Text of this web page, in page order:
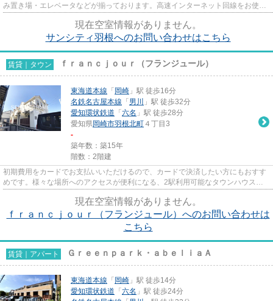
み置き場・エレベータなどが揃っております。高速インターネット回線をお使い
現在空室情報がありません。
サンシティ羽根へのお問い合わせはこちら
賃貸｜タウン ｆｒａｎｃｊｏｕｒ（フランジュール）
東海道本線 「 岡崎 」駅 徒歩16分
名鉄名古屋本線 「 男川
」駅 徒歩32分
愛知環状鉄道 「 六名 」駅 徒歩28分
愛知県岡崎市羽根北町 ４丁目3
-
築年数：築15年
階数：2階建
初期費用をカードでお支払いいただけるので、カードで決済したい方にもおすす
めです。様々な場所へのアクセスが便利になる、2駅利用可能なタウンハウスで
現在空室情報がありません。
ｆｒａｎｃｊｏｕｒ（フランジュール）へのお問い合わせは
こちら
賃貸｜アパート Ｇｒｅｅｎｐａｒｋ・ａｂｅｌｉａＡ
東海道本線 「 岡崎 」駅 徒歩14分
愛知環状鉄道 「 六名 」駅 徒歩24分